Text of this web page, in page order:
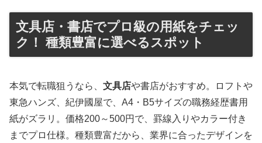
文具店・書店でプロ級の用紙をチェッ
ク！ 種類豊富に選べるスポット
本気で転職狙うなら、 文具店や書店がおすすめ。ロフトや
東急ハンズ、紀伊國屋で、A4・B5サイズの職務経歴書用
紙がズラリ。価格200～500円で、罫線入りやカラー付き
までプロ仕様。種類豊富だから、業界に合ったデザインを